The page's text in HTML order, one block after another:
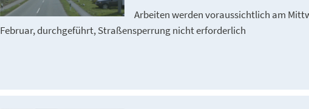
Arbeiten werden voraussichtlich am
Februar, durchgeführt, Straßensperrung nicht erforderlich